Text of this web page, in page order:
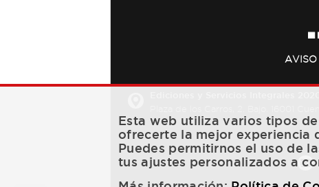
Esta web utiliza varios tipos
ofrecerte la mejor experiencia
Puedes permitirnos el uso de
tus ajustes personalizados a